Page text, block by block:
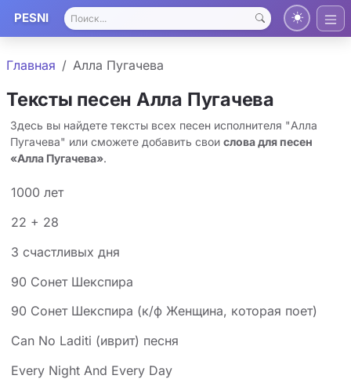
PESNI
Главная Алла Пугачева
Тексты песен Алла Пугачева
Здесь вы найдете тексты всех песен исполнителя "Алла
Пугачева" или сможете добавить свои слова для песен
«Алла Пугачева».
1000 лет
22 + 28
3 счастливых дня
90 Сонет Шекспира
90 Сонет Шекспира (к/ф Женщина, которая поет)
Can No Laditi (иврит) песня
Every Night And Every Day